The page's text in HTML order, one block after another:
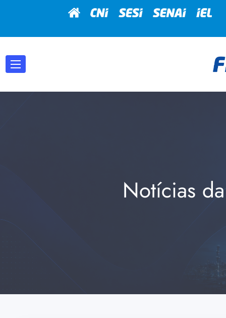
Notícias